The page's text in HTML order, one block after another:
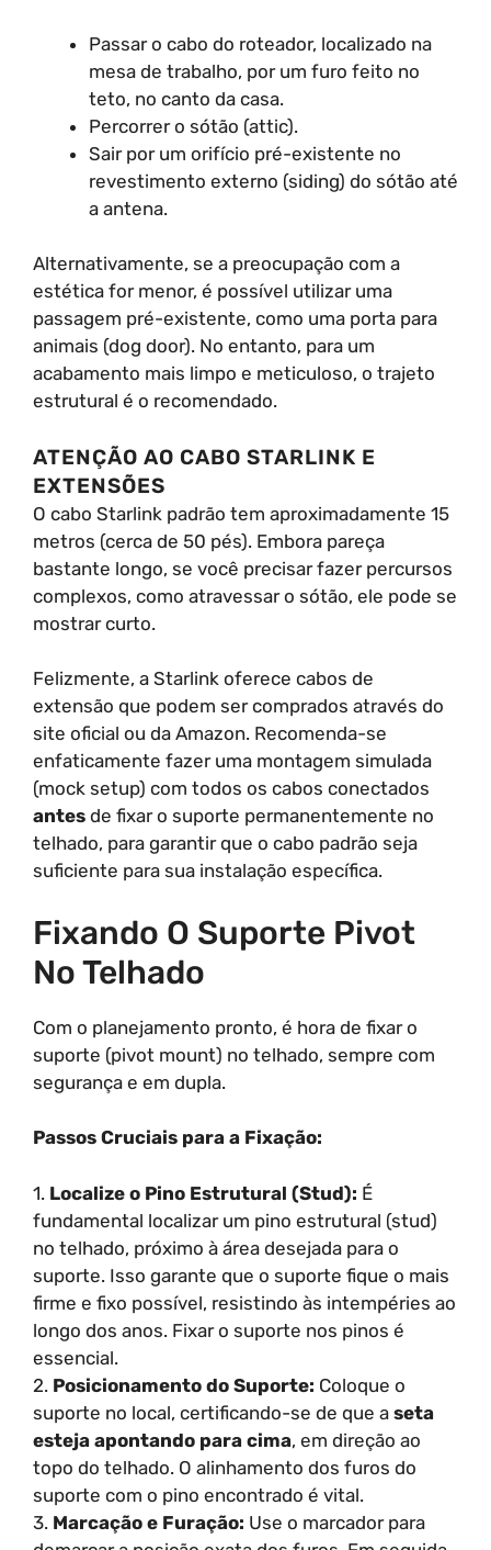
Passar o cabo do roteador, localizado na
mesa de trabalho, por um furo feito no
teto, no canto da casa.
Percorrer o sótão (attic).
Sair por um orifício pré-existente no
revestimento externo (siding) do sótão até
a antena.
Alternativamente, se a preocupação com a
estética for menor, é possível utilizar uma
passagem pré-existente, como uma porta para
animais (dog door). No entanto, para um
acabamento mais limpo e meticuloso, o trajeto
estrutural é o recomendado.
ATENÇÃO AO CABO STARLINK E
EXTENSÕES
O cabo Starlink padrão tem aproximadamente 15
metros (cerca de 50 pés). Embora pareça
bastante longo, se você precisar fazer percursos
complexos, como atravessar o sótão, ele pode se
mostrar curto.
Felizmente, a Starlink oferece cabos de
extensão que podem ser comprados através do
site oficial ou da Amazon. Recomenda-se
enfaticamente fazer uma montagem simulada
(mock setup) com todos os cabos conectados
antes de fixar o suporte permanentemente no
telhado, para garantir que o cabo padrão seja
suficiente para sua instalação específica.
Fixando O Suporte Pivot
No Telhado
Com o planejamento pronto, é hora de fixar o
suporte (pivot mount) no telhado, sempre com
segurança e em dupla.
Passos Cruciais para a Fixação:
1. Localize o Pino Estrutural (Stud): É
fundamental localizar um pino estrutural (stud)
no telhado, próximo à área desejada para o
suporte. Isso garante que o suporte fique o mais
firme e fixo possível, resistindo às intempéries ao
longo dos anos. Fixar o suporte nos pinos é
essencial.
2. Posicionamento do Suporte: Coloque o
suporte no local, certificando-se de que a seta
esteja apontando para cima, em direção ao
topo do telhado. O alinhamento dos furos do
suporte com o pino encontrado é vital.
3. Marcação e Furação: Use o marcador para